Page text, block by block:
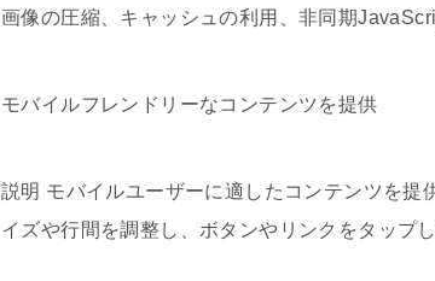
画像の圧縮、キャッシュの利用、非同期
モバイルフレンドリーなコンテンツを提供
説明 モバイルユーザーに適したコンテンツを
イズや行間を調整し、ボタンやリンクをタップ